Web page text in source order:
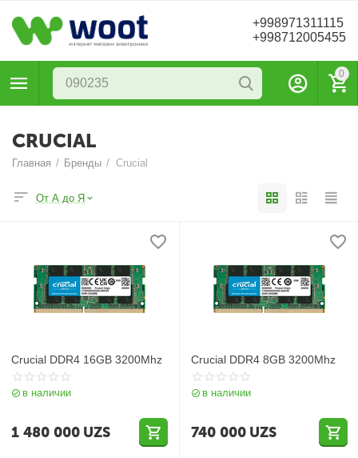
+998971311115
+998712005455
0
CRUCIAL
Главная / Бренды / Crucial
От А до Я
Crucial DDR4 16GB 3200Mhz
в наличии
1 480 000 UZS
Crucial DDR4 8GB 3200Mhz
в наличии
740 000 UZS